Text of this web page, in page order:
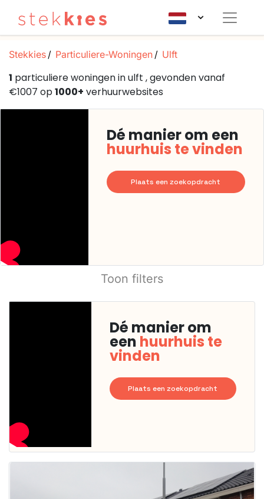
Stekkies Particuliere-Woningen Ulft
1 particuliere woningen in ulft , gevonden vanaf
€1007 op1000+ verhuurwebsites
Dé manier om een
huurhuis te vinden
Plaats een zoekopdracht
Toon filters
Dé manier om
een huurhuis te
vinden
Plaats een zoekopdracht